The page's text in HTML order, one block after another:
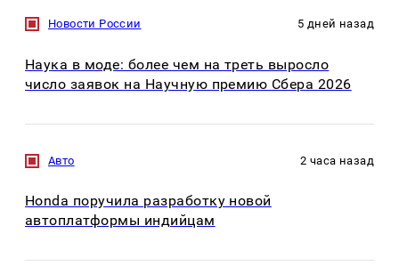
Новости России 5 дней назад
Наука в моде: более чем на треть выросло
число заявок на Научную премию Сбера 2026
Авто 2 часа назад
Honda поручила разработку новой
автоплатформы индийцам